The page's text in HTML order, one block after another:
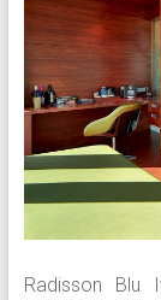
Radisson Blu